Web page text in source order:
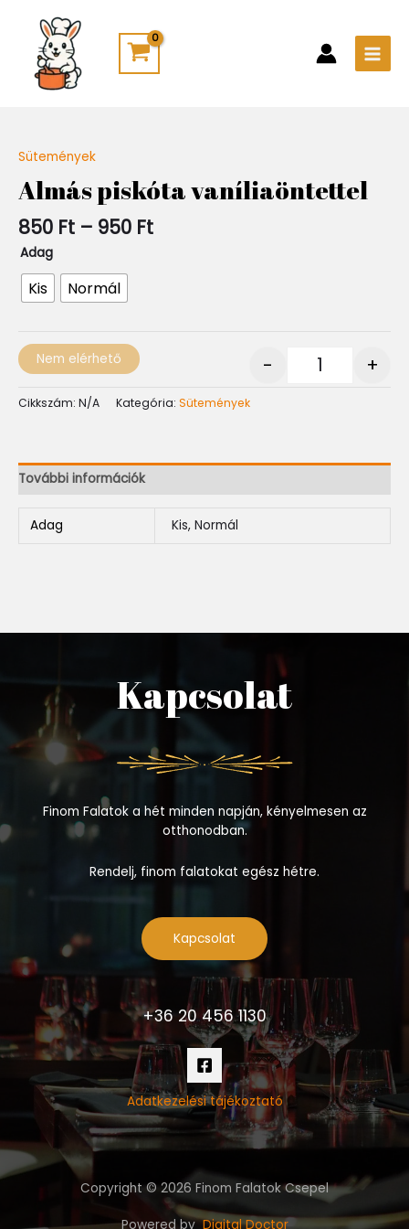
content
Sütemények
Almás piskóta vaníliaöntettel
850 Ft – 950 Ft
850 Ft
-
950 Ft
Adag
Kis Normál
- +
Nem elérhető
Cikkszám: N/A Kategória: Sütemények
További információk
Adag Kis, Normál
Kapcsolat
Finom Falatok a hét minden napján, kényelmesen az
otthonodban.
Rendelj, finom falatokat egész hétre.
Kapcsolat
+36 20 456 1130
Adatkezelési tájékoztató
Copyright © 2026 Finom Falatok Csepel
Powered byDigital Doctor